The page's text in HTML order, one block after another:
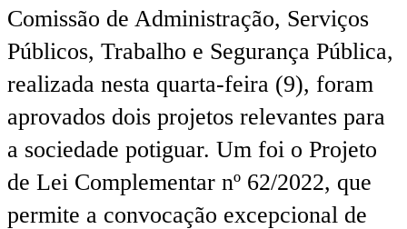
Comissão de Administração, Serviços
Públicos, Trabalho e Segurança Pública,
realizada nesta quarta-feira (9), foram
aprovados dois projetos relevantes para
a sociedade potiguar. Um foi o Projeto
de Lei Complementar nº 62/2022, que
permite a convocação excepcional de